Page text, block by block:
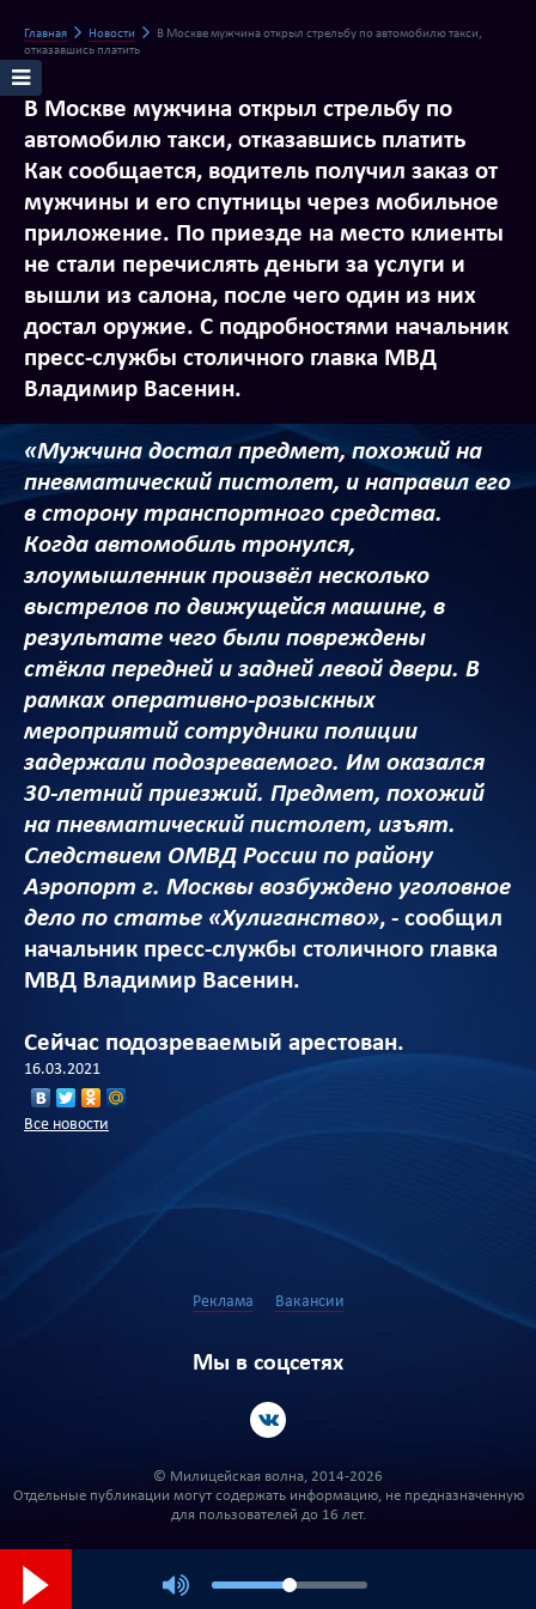
Главная Новости
В Москве мужчина открыл стрельбу по автомобилю такси,
отказавшись платить
В Москве мужчина открыл стрельбу по
автомобилю такси, отказавшись платить
Как сообщается, водитель получил заказ от
мужчины и его спутницы через мобильное
приложение. По приезде на место клиенты
не стали перечислять деньги за услуги и
вышли из салона, после чего один из них
достал оружие. С подробностями начальник
пресс-службы столичного главка МВД
Владимир Васенин.
«Мужчина достал предмет, похожий на
пневматический пистолет, и направил его
в сторону транспортного средства.
Когда автомобиль тронулся,
злоумышленник произвёл несколько
выстрелов по движущейся машине, в
результате чего были повреждены
стёкла передней и задней левой двери. В
рамках оперативно-розыскных
мероприятий сотрудники полиции
задержали подозреваемого. Им оказался
30-летний приезжий. Предмет, похожий
на пневматический пистолет, изъят.
Следствием ОМВД России по району
Аэропорт г. Москвы возбуждено уголовное
дело по статье «Хулиганство», - сообщил
начальник пресс-службы столичного главка
МВД Владимир Васенин.
Сейчас подозреваемый арестован.
16.03.2021
Все новости
Реклама Вакансии
Мы в соцсетях
© Милицейская волна, 2014-2026
Отдельные публикации могут содержать информацию, не предназначенную
для пользователей до 16 лет.